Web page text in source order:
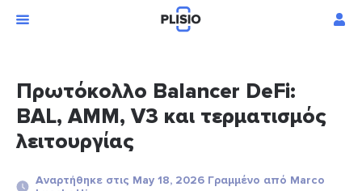
Πρωτόκολλο Balancer DeFi:
BAL, AMM, V3 και τερματισμός
λειτουργίας
Αναρτήθηκε στις May 18, 2026 Γραμμένο από Marco